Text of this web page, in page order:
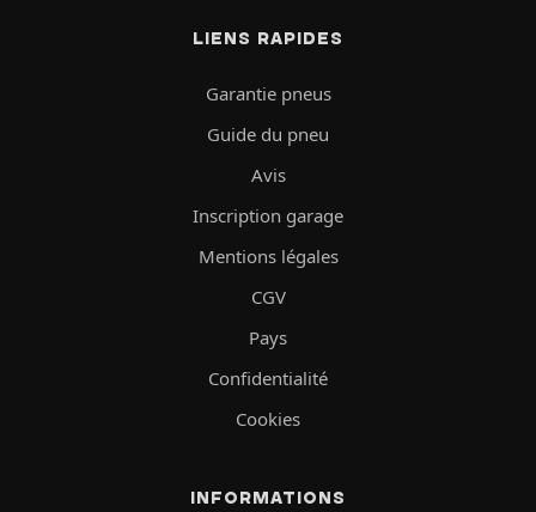
LIENS RAPIDES
Garantie pneus
Guide du pneu
Avis
Inscription garage
Mentions légales
CGV
Pays
Confidentialité
Cookies
INFORMATIONS